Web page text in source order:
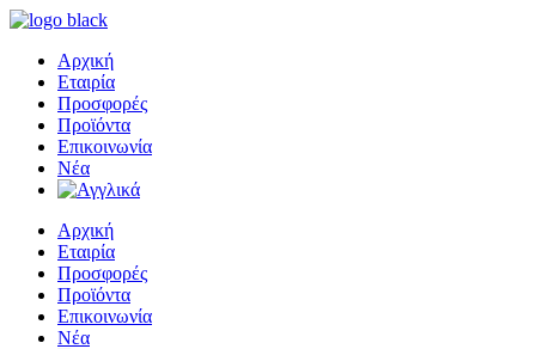
Αρχική
Εταιρία
Προσφορές
Προϊόντα
Επικοινωνία
Νέα
Αρχική
Εταιρία
Προσφορές
Προϊόντα
Επικοινωνία
Νέα